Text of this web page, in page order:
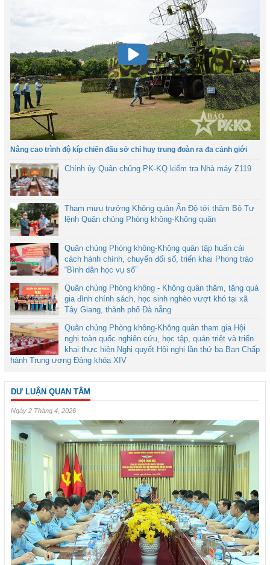
Nâng cao trình độ kíp chiến đấu sở chỉ huy trung đoàn ra đa cảnh giới
Chính ủy Quân chủng PK-KQ kiểm tra Nhà máy Z119
Tham mưu trưởng Không quân Ấn Độ tới thăm Bộ Tư
lệnh Quân chủng Phòng không-Không quân
Quân chủng Phòng không-Không quân tập huấn cải
cách hành chính, chuyển đổi số, triển khai Phong trào
“Bình dân học vụ số”
Quân chủng Phòng không - Không quân thăm, tặng quà
gia đình chính sách, học sinh nghèo vượt khó tại xã
Tây Giang, thành phố Đà nẵng
Quân chủng Phòng không-Không quân tham gia Hội
nghị toàn quốc nghiên cứu, học tập, quán triệt và triển
khai thực hiện Nghị quyết Hội nghị lần thứ ba Ban Chấp
hành Trung ương Đảng khóa XIV
DƯ LUẬN QUAN TÂM
Ngày 2 Tháng 4, 2026